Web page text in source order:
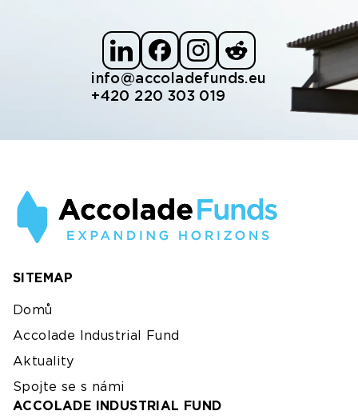
info@accoladefunds.eu
+420 220 303 019
SITEMAP
Domů
Accolade Industrial Fund
Aktuality
Spojte se s námi
ACCOLADE INDUSTRIAL FUND